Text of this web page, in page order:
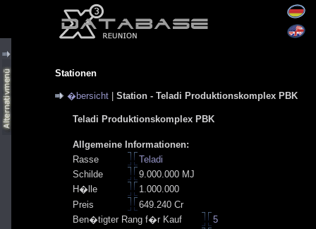
Stationen
�bersicht Station - Teladi Produktionskomplex PBK
Teladi Produktionskomplex PBK
Allgemeine Informationen:
Rasse
Teladi
Schilde
9.000.000 MJ
H�lle
1.000.000
Preis
649.240 Cr
Ben�tigter Rang f�r Kauf
5